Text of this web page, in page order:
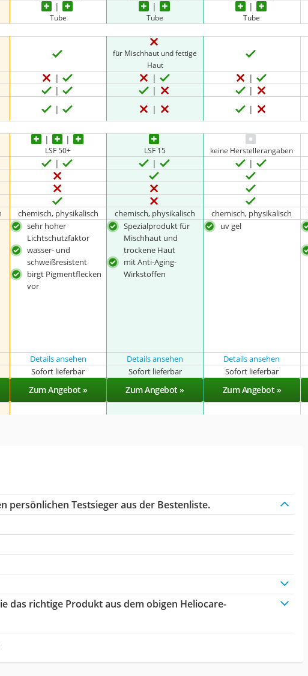
Tube Tube Tube
für Mischhaut und fettige
Haut
LSF 50+ LSF 15 keine Herstellerangaben
chemisch, physikalisch chemisch, physikalisch chemisch, physikalisch
sehr hoher
Lichtschutzfaktor
wasser- und
schweißresistent
birgt Pigmentflecken
vor
Spezialprodukt für
Mischhaut und
trockene Haut
mit Anti-Aging-
Wirkstoffen
uv gel
Details ansehen Details ansehen Details ansehen
Sofort lieferbar Sofort lieferbar Sofort lieferbar
Zum Angebot » Zum Angebot » Zum Angebot »
persönlichen Testsieger aus der Bestenliste.
das richtige Produkt aus dem obigen Heliocare-